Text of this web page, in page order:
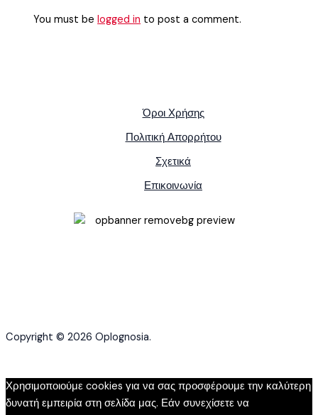
You must belogged in to post a comment.
Όροι Χρήσης
Πολιτική Απορρήτου
Σχετικά
Επικοινωνία
Copyright © 2026 Oplognosia.
Χρησιμοποιούμε cookies για να σας προσφέρουμε την καλύτερη
δυνατή εμπειρία στη σελίδα μας. Εάν συνεχίσετε να